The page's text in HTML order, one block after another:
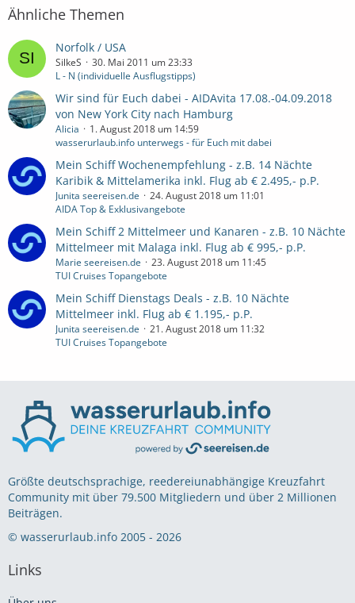
Ähnliche Themen
Norfolk / USA
SilkeS
30. Mai 2011 um 23:33
L - N (individuelle Ausflugstipps)
Wir sind für Euch dabei - AIDAvita 17.08.-04.09.2018
von New York City nach Hamburg
Alicia
1. August 2018 um 14:59
wasserurlaub.info unterwegs - für Euch mit dabei
Mein Schiff Wochenempfehlung - z.B. 14 Nächte
Karibik & Mittelamerika inkl. Flug ab € 2.495,- p.P.
Junita seereisen.de
24. August 2018 um 11:01
AIDA Top & Exklusivangebote
Mein Schiff 2 Mittelmeer und Kanaren - z.B. 10 Nächte
Mittelmeer mit Malaga inkl. Flug ab € 995,- p.P.
Marie seereisen.de
23. August 2018 um 11:45
TUI Cruises Topangebote
Mein Schiff Dienstags Deals - z.B. 10 Nächte
Mittelmeer inkl. Flug ab € 1.195,- p.P.
Junita seereisen.de
21. August 2018 um 11:32
TUI Cruises Topangebote
Größte deutschsprachige, reedereiunabhängige Kreuzfahrt
Community mit über 79.500 Mitgliedern und über 2 Millionen
Beiträgen.
© wasserurlaub.info 2005 - 2026
Links